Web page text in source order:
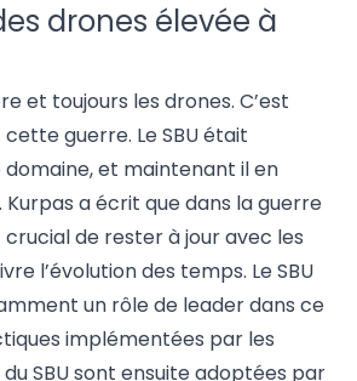
drones élevée à
et toujours les drones. C’est
cette guerre. Le SBU était
domaine, et maintenant il en
a écrit que dans la guerre
crucial de rester à jour avec les
l’évolution des temps. Le SBU
un rôle de leader dans ce
implémentées par les
SBU sont ensuite adoptées par